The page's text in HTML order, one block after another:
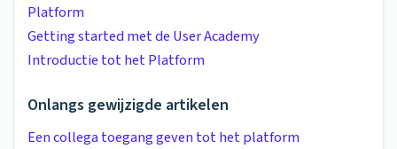
Platform
Getting started met de User Academy
Introductie tot het Platform
Onlangs gewijzigde artikelen
Een collega toegang geven tot het platform